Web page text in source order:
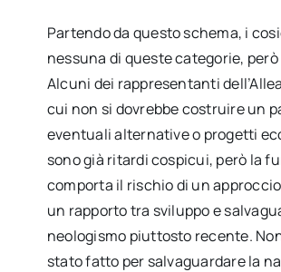
Partendo da questo schema, i
nessuna di queste categorie,
Alcuni dei rappresentanti
cui non si dovrebbe costruire un
eventuali alternative o progetti
sono già ritardi cospicui, però la
comporta il rischio di un
un rapporto tra sviluppo e
neologismo piuttosto recente.
stato fatto per salvaguardare la